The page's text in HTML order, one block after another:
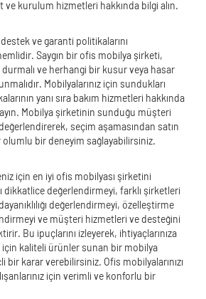
kurulum hizmetleri hakkında bilgi alın.
ve garanti politikalarını
Saygın bir ofis mobilya şirketi,
ve herhangi bir kusur veya hasar
Mobilyalarınız için sundukları
yanı sıra bakım hizmetleri hakkında
Mobilya şirketinin sunduğu müşteri
seçim aşamasından satın
olumlu bir deneyim sağlayabilirsiniz.
için en iyi ofis mobilyası şirketini
dikkatlice değerlendirmeyi, farklı şirketleri
değerlendirmeyi, özelleştirme
ve müşteri hizmetleri ve desteğini
Bu ipuçlarını izleyerek, ihtiyaçlarınıza
için kaliteli ürünler sunan bir mobilya
karar verebilirsiniz. Ofis mobilyalarınızı
için verimli ve konforlu bir